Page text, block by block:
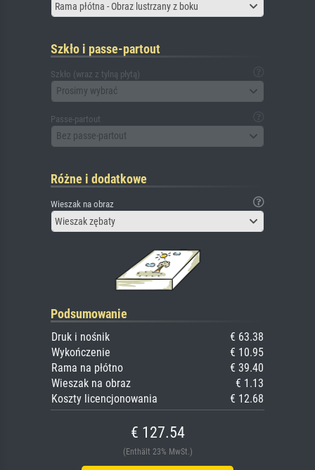
Rama płótna - Obraz lustrzany z boku
Szkło i passe-partout
Szkło (wraz z tylną płytą)
Prosimy wybrać
Passe-partout
Bez passe-partout
Różne i dodatkowe
Wieszak na obraz
Wieszak zębaty
Podsumowanie
Druk i nośnik
€ 63.38
Wykończenie
€ 10.95
Rama na płótno
€ 39.40
Wieszak na obraz
€ 1.13
Koszty licencjonowania
€ 12.68
€ 127.54
(Enthält 23% MwSt.)